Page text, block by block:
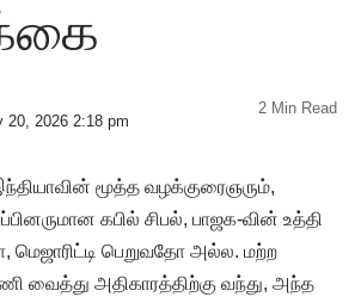
20, 2026 2:18 pm
2 Min Read
மூத்த வழக்குரைஞரும்,
கபில் சிபல், பாஜக-வின் உத்தி
மெஜாரிட்டி பெறுவதோ அல்ல. மற்ற
வைத்து அதிகாரத்திற்கு வந்து, அந்த